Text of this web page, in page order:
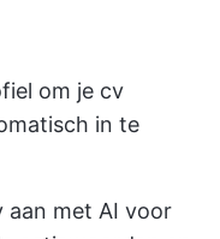
om je cv
in te
aan met AI voor